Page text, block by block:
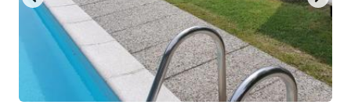
keyboard
shortcuts
for
changing
dates.
keyboard
shortcuts
for
changing
dates.